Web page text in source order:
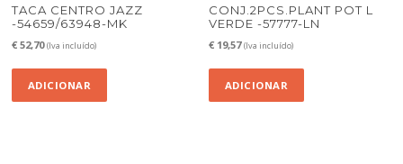
TACA CENTRO JAZZ
-54659/63948-MK
€ 52,70 (Iva incluído)
ADICIONAR
CONJ.2PCS.PLANT POT L
VERDE -57777-LN
€ 19,57 (Iva incluído)
ADICIONAR